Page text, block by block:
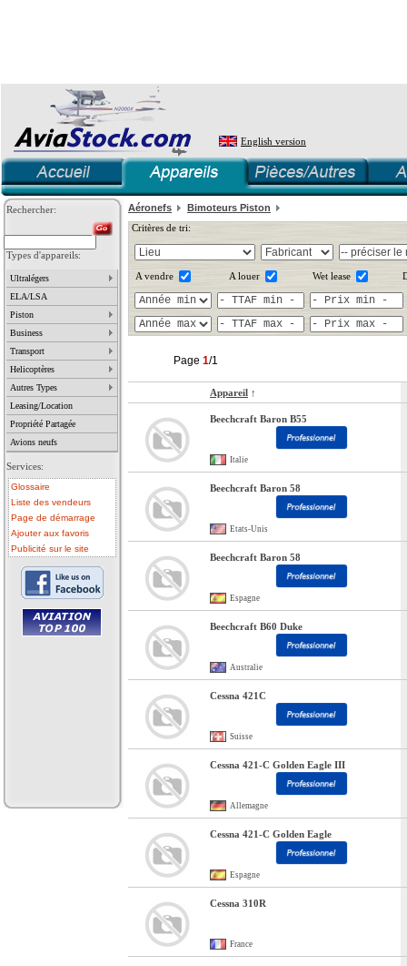
English version
Rechercher:
Types d'appareils:
Ultralégers
ELA/LSA
Piston
Business
Transport
Helicoptères
Autres Types
Leasing/Location
Propriété Partagée
Avions neufs
Services:
Glossaire
Liste des vendeurs
Page de démarrage
Ajouter aux favoris
Publicité sur le site
Aéronefs
Bimoteurs Piston
Critères de tri:
A vendre A louer Wet lease
Page 1/1
Appareil ↑
Beechcraft Baron B55
Italie
Beechcraft Baron 58
Etats-Unis
Beechcraft Baron 58
Espagne
Beechcraft B60 Duke
Australie
Cessna 421C
Suisse
Cessna 421-C Golden Eagle III
Allemagne
Cessna 421-C Golden Eagle
Espagne
Cessna 310R
France